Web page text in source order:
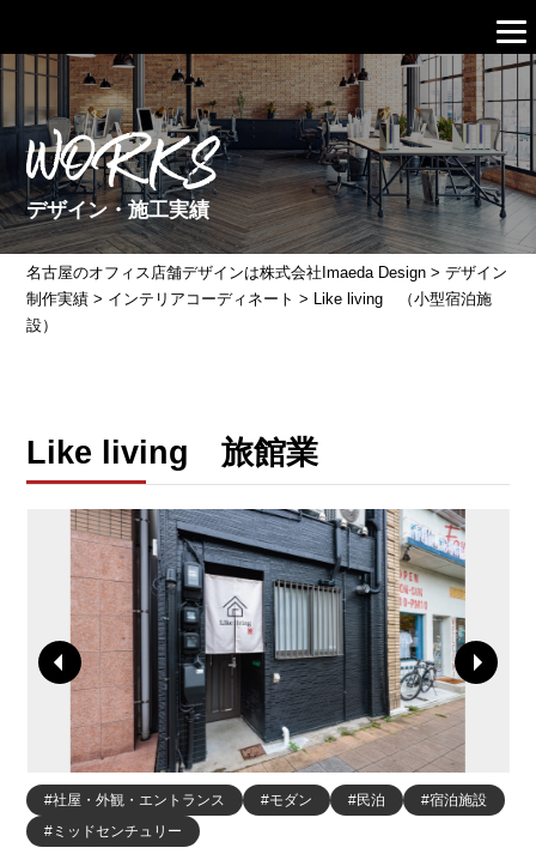
WORKS
デザイン・施工実績
名古屋のオフィス店舗デザインは株式会社Imaeda Design >デザイン
制作実績 > インテリアコーディネート > Like living （小型宿泊施
設）
Like living 旅館業
#社屋・外観・エントランス #モダン #民泊
#宿泊施設
#ミッドセンチュリー